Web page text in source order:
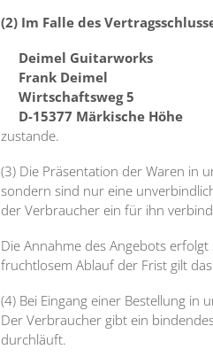
(2) Im Falle des
Deimel Guitarworks
Frank Deimel
Wirtschaftsweg 5
D-15377 Märkische Höhe
zustande.
(3) Die Präsentation der Waren in
sondern sind nur eine
der Verbraucher ein für ihn
Die Annahme des Angebots
fruchtlosem Ablauf der Frist gilt
(4) Bei Eingang einer Bestellung in
Der Verbraucher gibt ein
durchläuft.